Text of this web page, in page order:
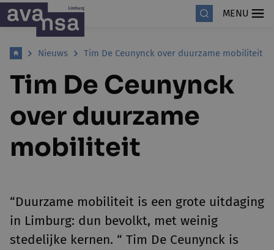
MENU
Nieuws Tim De Ceunynck over duurzame mobiliteit
Tim De Ceunynck
over duurzame
mobiliteit
“Duurzame mobiliteit is een grote uitdaging
in Limburg: dun bevolkt, met weinig
stedelijke kernen. “ Tim De Ceunynck is